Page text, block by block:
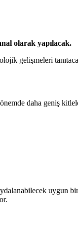
olarak yapılacak.
gelişmeleri
daha geniş